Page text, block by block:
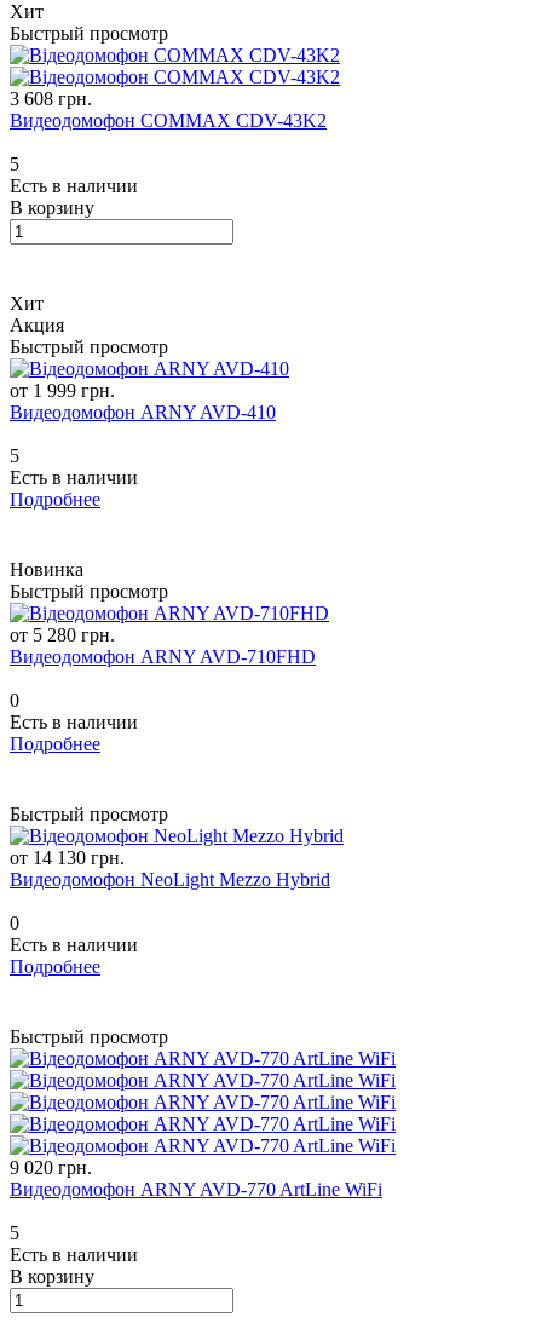
Хит
Быстрый просмотр
3 608 грн.
Видеодомофон COMMAX CDV-43K2
5
Есть в наличии
В корзину
Хит
Акция
Быстрый просмотр
от 1 999 грн.
Видеодомофон ARNY AVD-410
5
Есть в наличии
Подробнее
Новинка
Быстрый просмотр
от 5 280 грн.
Видеодомофон ARNY AVD-710FHD
0
Есть в наличии
Подробнее
Быстрый просмотр
от 14 130 грн.
Видеодомофон NeoLight Mezzo Hybrid
0
Есть в наличии
Подробнее
Быстрый просмотр
9 020 грн.
Видеодомофон ARNY AVD-770 ArtLine WiFi
5
Есть в наличии
В корзину